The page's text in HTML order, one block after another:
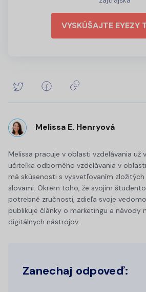
VYSKÚŠAJTE EYEZY
Melissa E. Henryová
Melissa pracuje v oblasti vzdelávania už
učiteľka odborného vzdelávania v
má skúsenosti s vysvetľovaním
slovami. Okrem toho, že svojim
potrebné zručnosti, zdieľa svoje
publikuje články o marketingu a návody
digitálnych nástrojov.
Zanechaj odpoveď: